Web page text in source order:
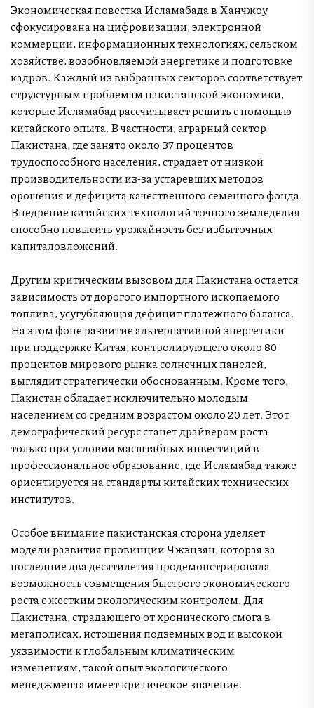
Экономическая повестка Исламабада в Ханчжоу
сфокусирована на цифровизации, электронной
коммерции, информационных технологиях, сельском
хозяйстве, возобновляемой энергетике и подготовке
кадров. Каждый из выбранных секторов соответствует
структурным проблемам пакистанской экономики,
которые Исламабад рассчитывает решить с помощью
китайского опыта. В частности, аграрный сектор
Пакистана, где занято около 37 процентов
трудоспособного населения, страдает от низкой
производительности из-за устаревших методов
орошения и дефицита качественного семенного фонда.
Внедрение китайских технологий точного земледелия
способно повысить урожайность без избыточных
капиталовложений.
Другим критическим вызовом для Пакистана остается
зависимость от дорогого импортного ископаемого
топлива, усугубляющая дефицит платежного баланса.
На этом фоне развитие альтернативной энергетики
при поддержке Китая, контролирующего около 80
процентов мирового рынка солнечных панелей,
выглядит стратегически обоснованным. Кроме того,
Пакистан обладает исключительно молодым
населением со средним возрастом около 20 лет. Этот
демографический ресурс станет драйвером роста
только при условии масштабных инвестиций в
профессиональное образование, где Исламабад также
ориентируется на стандарты китайских технических
институтов.
Особое внимание пакистанская сторона уделяет
модели развития провинции Чжэцзян, которая за
последние два десятилетия продемонстрировала
возможность совмещения быстрого экономического
роста с жестким экологическим контролем. Для
Пакистана, страдающего от хронического смога в
мегаполисах, истощения подземных вод и высокой
уязвимости к глобальным климатическим
изменениям, такой опыт экологического
менеджмента имеет критическое значение.